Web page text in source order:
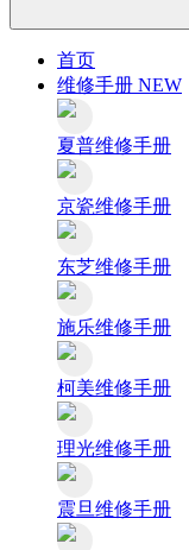
首页
维修手册 NEW
夏普维修手册
京瓷维修手册
东芝维修手册
施乐维修手册
柯美维修手册
理光维修手册
震旦维修手册